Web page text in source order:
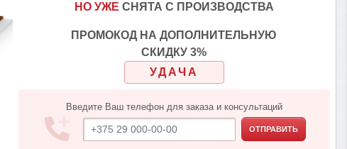
НО УЖЕ СНЯТА С ПРОИЗВОДСТВА
ПРОМОКОД НА ДОПОЛНИТЕЛЬНУЮ
СКИДКУ 3%
УДАЧА
Введите Ваш телефон для заказа и консультаций
ОТПРАВИТЬ